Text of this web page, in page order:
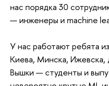
нас порядка 30
— инженеры и machine
У нас работают ребята
Киева, Минска, Ижевска,
Вышки — студенты и